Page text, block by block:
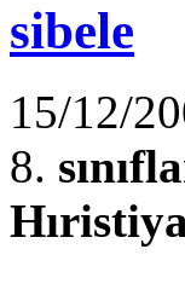
sibele
15/12/
8.